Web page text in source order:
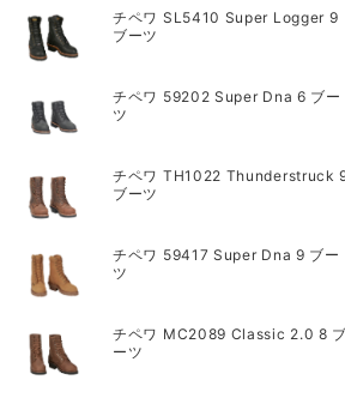
商品画像 商品名
チペワ SL5410 Super Logger 9
ブーツ
チペワ 59202 Super Dna 6 ブー
ツ
チペワ TH1022 Thunderstruck
ブーツ
チペワ 59417 Super Dna 9 ブー
ツ
チペワ MC2089 Classic 2.0 8 ブ
ーツ